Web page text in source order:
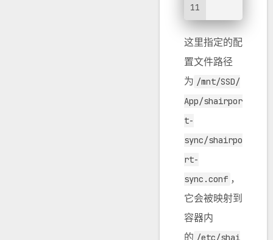
11
这里指定的配
置文件路径
为 /mnt/SSD/
App/shairpor
t-
sync/shairpo
rt-
sync.conf ，
它会被映射到
容器内
的 /etc/shai